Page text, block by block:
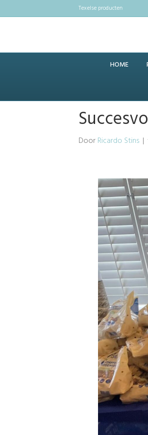
Texelse producten
HOME
DoorRicardo Stins |